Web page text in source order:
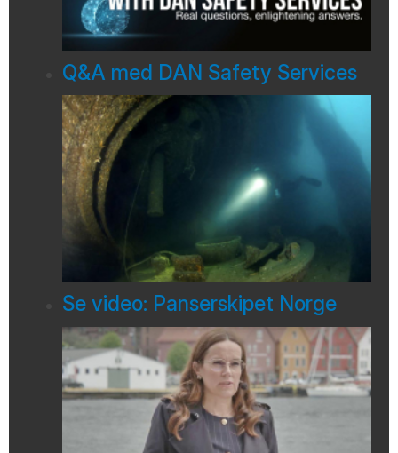
Q&A med DAN Safety Services
Se video: Panserskipet Norge